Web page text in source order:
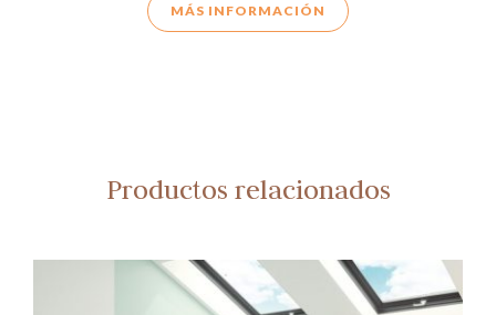
MÁS INFORMACIÓN
Productos relacionados